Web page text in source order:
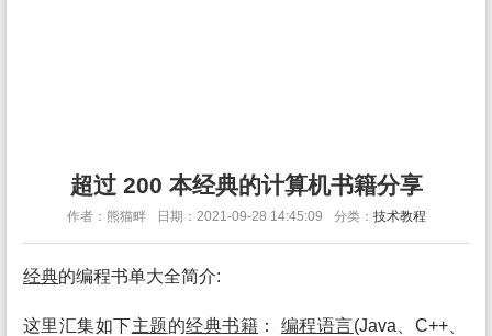
超过 200 本经典的计算机书籍分享
作者：熊猫畔 日期：2021-09-28 14:45:09 分类： 技术教程
经典的编程书单大全简介:
这里汇集如下主题的经典书籍： 编程语言(Java、C++、